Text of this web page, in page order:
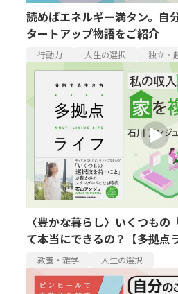
読めばエネルギー満タン。自
タートアップ物語をご紹介
行動力 人生の選択 独立・
〈豊かな暮らし〉いくつもの
て本当にできるの？【多拠点
教養・雑学 人生の選択